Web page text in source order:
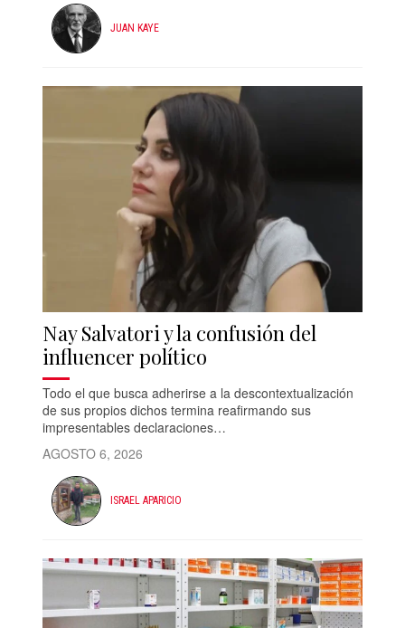
JUAN KAYE
Nay Salvatori y la confusión del
influencer político
Todo el que busca adherirse a la descontextualización
de sus propios dichos termina reafirmando sus
impresentables declaraciones…
AGOSTO 6, 2026
ISRAEL APARICIO